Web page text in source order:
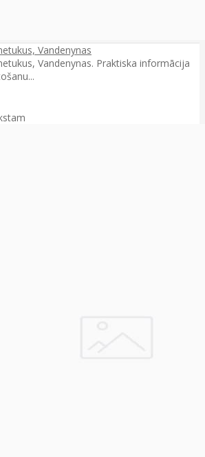
Vandenynas
Vandenynas. Praktiska informācija